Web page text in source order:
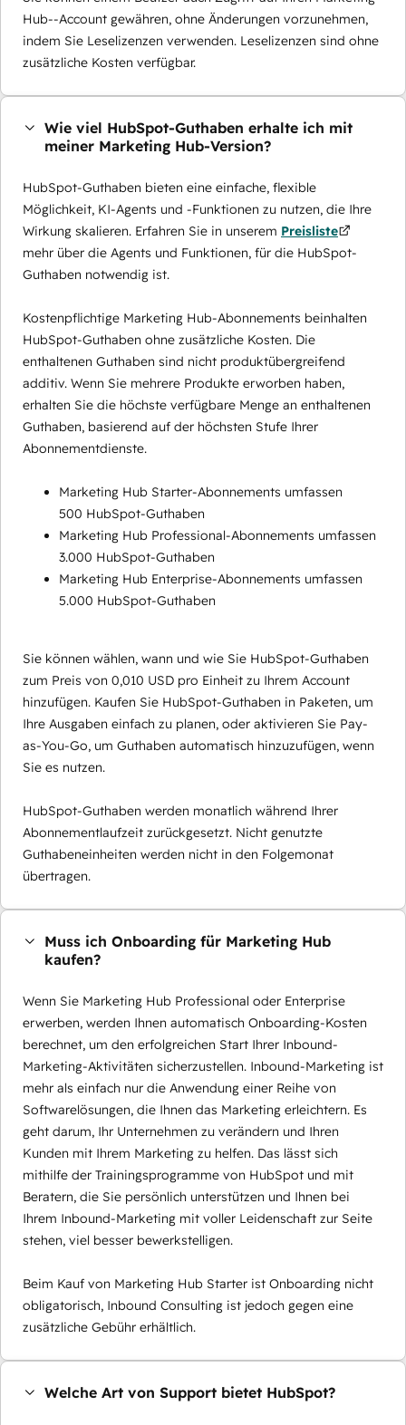
Hub--Account gewähren, ohne Änderungen vorzunehmen,
indem Sie Leselizenzen verwenden. Leselizenzen sind ohne
zusätzliche Kosten verfügbar.
Wie viel HubSpot-Guthaben erhalte ich mit
meiner Marketing Hub-Version?
HubSpot-Guthaben bieten eine einfache, flexible
Möglichkeit, KI-Agents und -Funktionen zu nutzen, die Ihre
Wirkung skalieren. Erfahren Sie in unserem Preisliste
mehr über die Agents und Funktionen, für die HubSpot-
Guthaben notwendig ist.
Kostenpflichtige Marketing Hub-Abonnements beinhalten
HubSpot-Guthaben ohne zusätzliche Kosten. Die
enthaltenen Guthaben sind nicht produktübergreifend
additiv. Wenn Sie mehrere Produkte erworben haben,
erhalten Sie die höchste verfügbare Menge an enthaltenen
Guthaben, basierend auf der höchsten Stufe Ihrer
Abonnementdienste.
Marketing Hub Starter-Abonnements umfassen
500 HubSpot-Guthaben
Marketing Hub Professional-Abonnements umfassen
3.000 HubSpot-Guthaben
Marketing Hub Enterprise-Abonnements umfassen
5.000 HubSpot-Guthaben
Sie können wählen, wann und wie Sie HubSpot-Guthaben
zum Preis von 0,010 USD pro Einheit zu Ihrem Account
hinzufügen. Kaufen Sie HubSpot-Guthaben in Paketen, um
Ihre Ausgaben einfach zu planen, oder aktivieren Sie Pay-
as-You-Go, um Guthaben automatisch hinzuzufügen, wenn
Sie es nutzen.
HubSpot-Guthaben werden monatlich während Ihrer
Abonnementlaufzeit zurückgesetzt. Nicht genutzte
Guthabeneinheiten werden nicht in den Folgemonat
übertragen.
Muss ich Onboarding für Marketing Hub
kaufen?
Wenn Sie Marketing Hub Professional oder Enterprise
erwerben, werden Ihnen automatisch Onboarding-Kosten
berechnet, um den erfolgreichen Start Ihrer Inbound-
Marketing-Aktivitäten sicherzustellen. Inbound-Marketing ist
mehr als einfach nur die Anwendung einer Reihe von
Softwarelösungen, die Ihnen das Marketing erleichtern. Es
geht darum, Ihr Unternehmen zu verändern und Ihren
Kunden mit Ihrem Marketing zu helfen. Das lässt sich
mithilfe der Trainingsprogramme von HubSpot und mit
Beratern, die Sie persönlich unterstützen und Ihnen bei
Ihrem Inbound-Marketing mit voller Leidenschaft zur Seite
stehen, viel besser bewerkstelligen.
Beim Kauf von Marketing Hub Starter ist Onboarding nicht
obligatorisch, Inbound Consulting ist jedoch gegen eine
zusätzliche Gebühr erhältlich.
Welche Art von Support bietet HubSpot?